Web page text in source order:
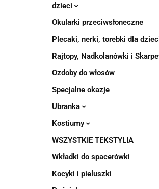
dzieci
Okularki przeciwsłoneczne
Plecaki, nerki, torebki dla
Rajtopy, Nadkolanówki i
Ozdoby do włosów
Specjalne okazje
Ubranka
Kostiumy
WSZYSTKIE TEKSTYLIA
Wkładki do spacerówki
Kocyki i pieluszki